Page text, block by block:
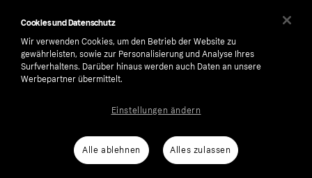
number: 556737-0431
Cookies Klarna.com
Cookies und Datenschutz
Wir verwenden Cookies, um den Betrieb der Website zu
gewährleisten, sowie zur Personalisierung und Analyse Ihres
Surfverhaltens. Darüber hinaus werden auch Daten an unsere
Werbepartner übermittelt.
Alle ablehnen Alles zulassen
Einstellungen ändern